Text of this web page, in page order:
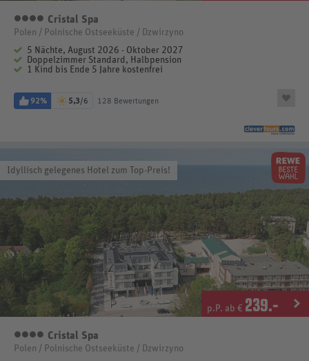
4 Sterne
Cristal Spa
Polen / Polnische Ostseeküste / Dzwirzyno
5 Nächte, August 2026 - Oktober 2027
Doppelzimmer Standard, Halbpension
1 Kind bis Ende 5 Jahre kostenfrei
92% 5,3/6 128 Bewertungen
Idyllisch gelegenes Hotel zum Top-Preis!
p.P. ab € 239.-
4 Sterne
Cristal Spa
Polen / Polnische Ostseeküste / Dzwirzyno